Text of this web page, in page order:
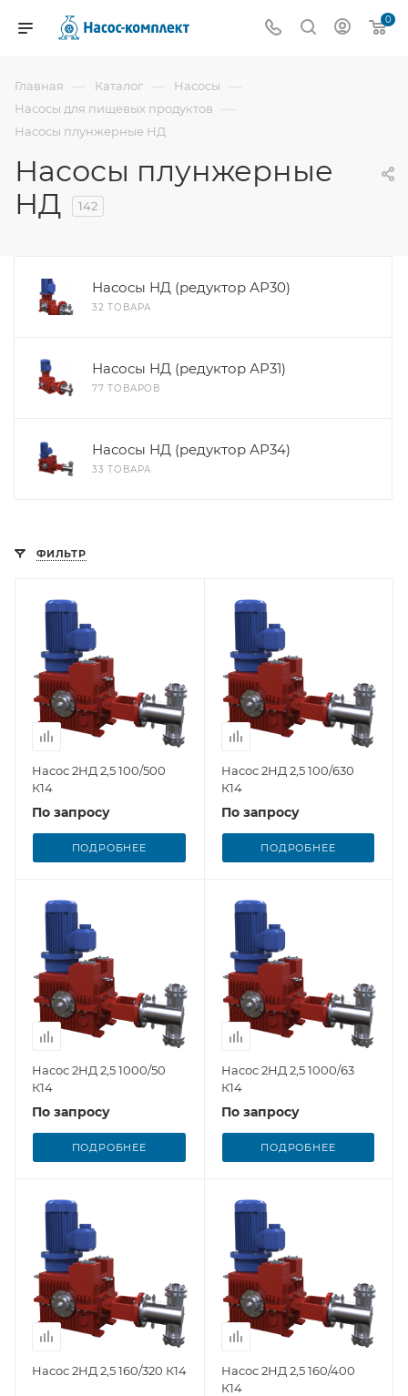
0
Главная — Каталог — Насосы —
Насосы для пищевых продуктов —
Насосы плунжерные НД
Насосы плунжерные
НД
142
Насосы НД (редуктор АР30)
32 ТОВАРА
Насосы НД (редуктор АР31)
77 ТОВАРОВ
Насосы НД (редуктор АР34)
33 ТОВАРА
ФИЛЬТР
Насос 2НД 2,5 100/500
К14
По запросу
ПОДРОБНЕЕ
Насос 2НД 2,5 100/630
К14
По запросу
ПОДРОБНЕЕ
Насос 2НД 2,5 1000/50
К14
По запросу
ПОДРОБНЕЕ
Насос 2НД 2,5 1000/63
К14
По запросу
ПОДРОБНЕЕ
Насос 2НД 2,5 160/320 К14
Насос 2НД 2,5 160/400
К14